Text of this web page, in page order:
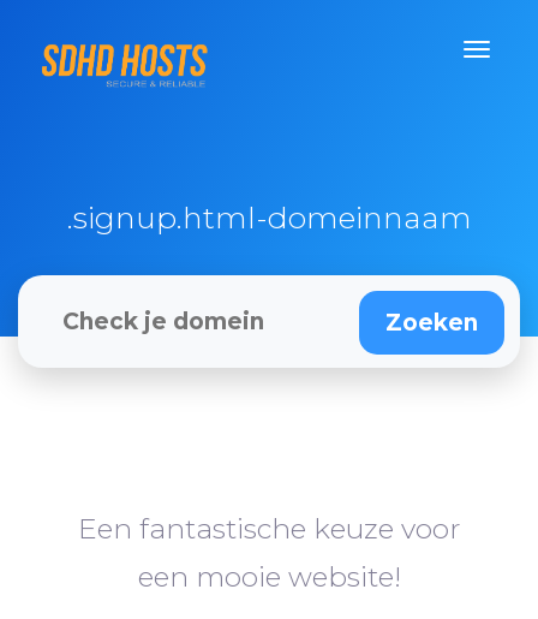
.signup.html-domeinnaam
Een fantastische keuze voor
een mooie website!